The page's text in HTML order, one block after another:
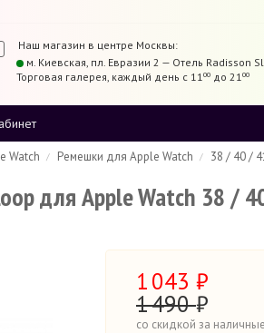
Наш магазин в центре Москвы:
м. Киевская, пл. Евразии 2 — Отель Radisson
Торговая галерея, каждый день с 1100 до 2100
Watch Ремешки для Apple Watch 38 / 40 /
для Apple Watch 38 /
1043 ₽
1490₽
со скидкой за наличные